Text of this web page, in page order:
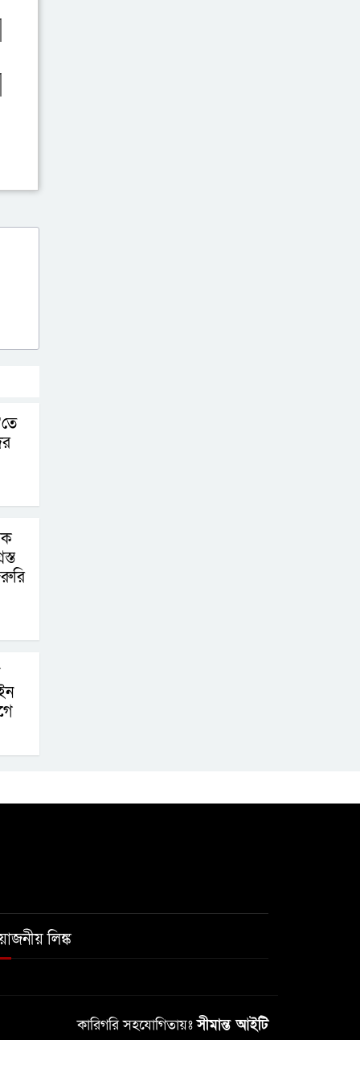
লিঙ্ক
কারিগরি সহযোগিতায়ঃসীমান্ত আইটি